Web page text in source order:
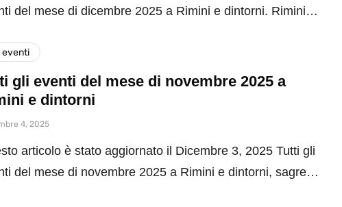
del mese di dicembre 2025 a Rimini e dintorni. Rimini…
eventi
gli eventi del mese di novembre 2025 a
e dintorni
4, 2025
articolo è stato aggiornato il Dicembre 3, 2025 Tutti gli
del mese di novembre 2025 a Rimini e dintorni, sagre…